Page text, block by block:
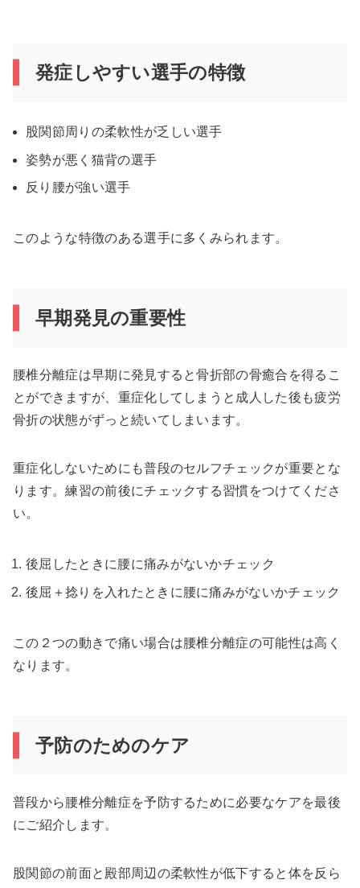
発症しやすい選手の特徴
股関節周りの柔軟性が乏しい選手
姿勢が悪く猫背の選手
反り腰が強い選手
このような特徴のある選手に多くみられます。
早期発見の重要性
腰椎分離症は早期に発見すると骨折部の骨癒合を得るこ
とができますが、重症化してしまうと成人した後も疲労
骨折の状態がずっと続いてしまいます。
重症化しないためにも普段のセルフチェックが重要とな
ります。練習の前後にチェックする習慣をつけてくださ
い。
後屈したときに腰に痛みがないかチェック
後屈＋捻りを入れたときに腰に痛みがないかチェック
この２つの動きで痛い場合は腰椎分離症の可能性は高く
なります。
予防のためのケア
普段から腰椎分離症を予防するために必要なケアを最後
にご紹介します。
股関節の前面と殿部周辺の柔軟性が低下すると体を反ら